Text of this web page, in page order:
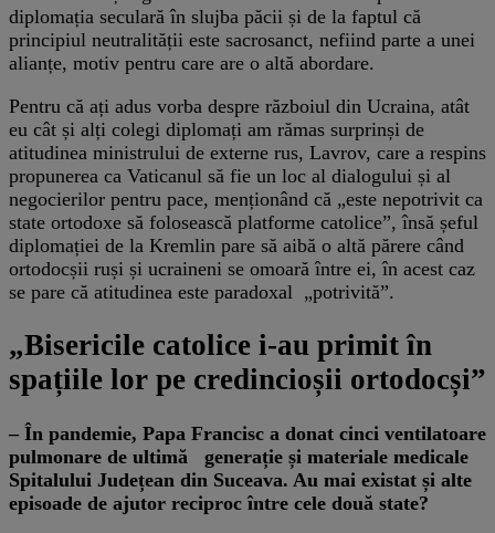
diplomația seculară în slujba păcii și de la faptul că
principiul neutralității este sacrosanct, nefiind parte a unei
alianțe, motiv pentru care are o altă abordare.
Pentru că ați adus vorba despre războiul din Ucraina, atât
eu cât și alți colegi diplomați am rămas surprinși de
atitudinea ministrului de externe rus, Lavrov, care a respins
propunerea ca Vaticanul să fie un loc al dialogului și al
negocierilor pentru pace, menționând că „este nepotrivit ca
state ortodoxe să folosească platforme catolice”, însă șeful
diplomației de la Kremlin pare să aibă o altă părere când
ortodocșii ruși și ucraineni se omoară între ei, în acest caz
se pare că atitudinea este paradoxal „potrivită”.
„Bisericile catolice i-au primit în
spațiile lor pe credincioșii ortodocși”
– În pandemie, Papa Francisc a donat cinci ventilatoare
pulmonare de ultimă generație și materiale medicale
Spitalului Județean din Suceava. Au mai existat și alte
episoade de ajutor reciproc între cele două state?